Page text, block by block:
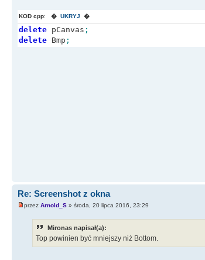
KOD cpp: � UKRYJ �
delete pCanvas ;
delete Bmp ;
Re: Screenshot z okna
przez Arnold_S » środa, 20 lipca 2016, 23:29
Mironas napisał(a):
Top powinien być mniejszy niż Bottom.